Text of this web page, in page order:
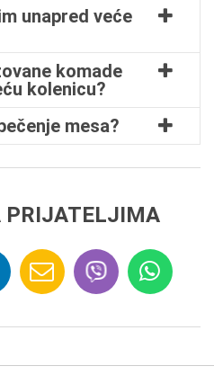
unapred veće
komade
kolenicu?
mesa?
PRIJATELJIMA